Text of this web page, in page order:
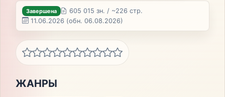
Завершена
605 015 зн. / ~226 стр.
11.06.2026 (обн. 06.08.2026)
ЖАНРЫ